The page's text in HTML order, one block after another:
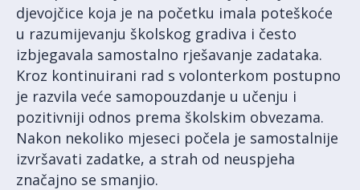
djevojčice koja je na početku imala poteškoće
u razumijevanju školskog gradiva i često
izbjegavala samostalno rješavanje zadataka.
Kroz kontinuirani rad s volonterkom postupno
je razvila veće samopouzdanje u učenju i
pozitivniji odnos prema školskim obvezama.
Nakon nekoliko mjeseci počela je samostalnije
izvršavati zadatke, a strah od neuspjeha
značajno se smanjio.